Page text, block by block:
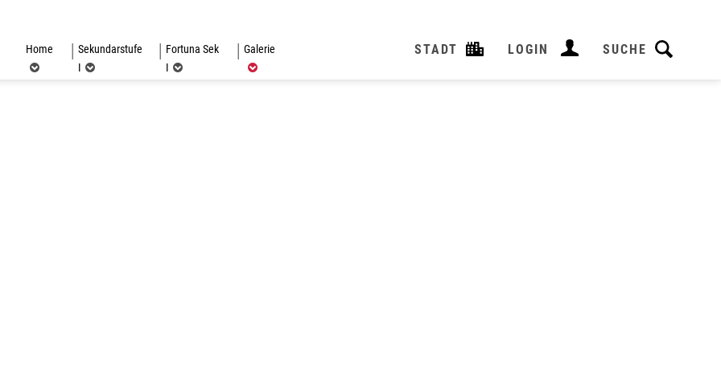
SUCHE
LOGIN
STADT
Home
Sekundarstufe
I
Fortuna Sek
I
Galerie(ausgewählt)